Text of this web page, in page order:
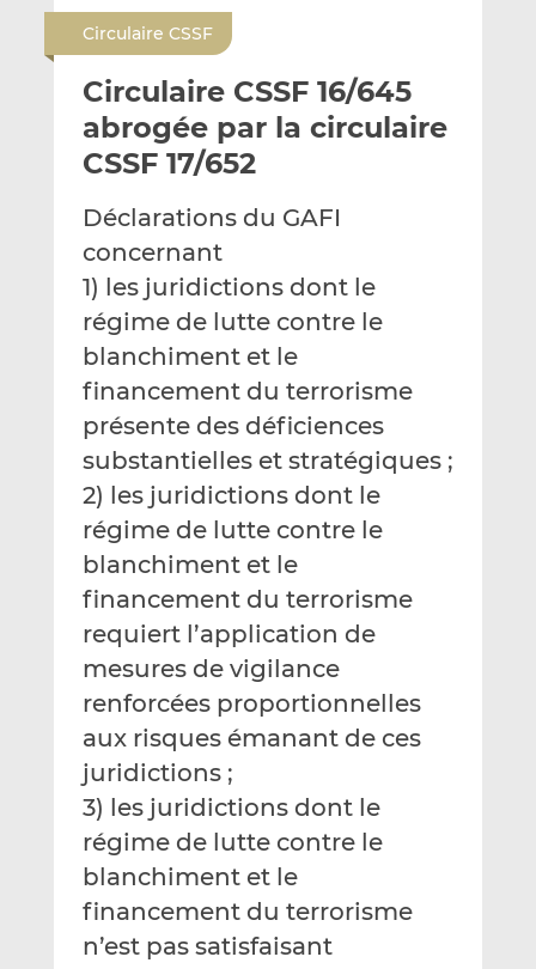
y
e
r
r
m
i
l
a
g
u
L
n
k
e
d
n
a
g
e
u
F
c
e
b
o
o
k
Circulaire CSSF
Circulaire CSSF 16/645
abrogée par la circulaire
CSSF 17/652
Déclarations du GAFI
concernant
1) les juridictions dont le
régime de lutte contre le
blanchiment et le
financement du terrorisme
présente des déficiences
substantielles et stratégiques ;
2) les juridictions dont le
régime de lutte contre le
blanchiment et le
financement du terrorisme
requiert l’application de
mesures de vigilance
renforcées proportionnelles
aux risques émanant de ces
juridictions ;
3) les juridictions dont le
régime de lutte contre le
blanchiment et le
financement du terrorisme
n’est pas satisfaisant